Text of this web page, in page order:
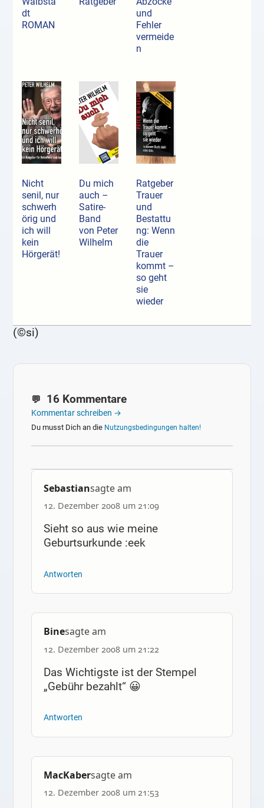
dt
ROMAN
und
Fehler
vermeide
n
Nicht
senil, nur
schwerh
örig und
ich will
kein
Hörgerät!
Du mich
auch –
Satire-
Band
von Peter
Wilhelm
Ratgeber
Trauer
und
Bestattu
ng: Wenn
die
Trauer
kommt –
so geht
sie
wieder
(©si)
16 Kommentare
Kommentar schreiben →
Du musst Dich an die Nutzungsbedingungen halten!
Sebastiansagte am
12. Dezember 2008 um 21:09
Sieht so aus wie meine
Geburtsurkunde :eek
Antworten
Binesagte am
12. Dezember 2008 um 21:22
Das Wichtigste ist der Stempel
„Gebühr bezahlt“ 😀
Antworten
MacKabersagte am
12. Dezember 2008 um 21:53